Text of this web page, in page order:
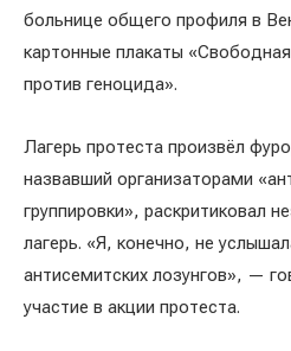
больнице общего профиля в
картонные плакаты
против геноцида».
Лагерь протеста произвёл
назвавший организаторами
группировки», раскритиковал
лагерь. «Я, конечно, не
антисемитских лозунгов», —
участие в акции протеста.